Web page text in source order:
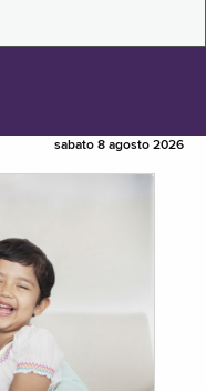
sabato 8 agosto 2026